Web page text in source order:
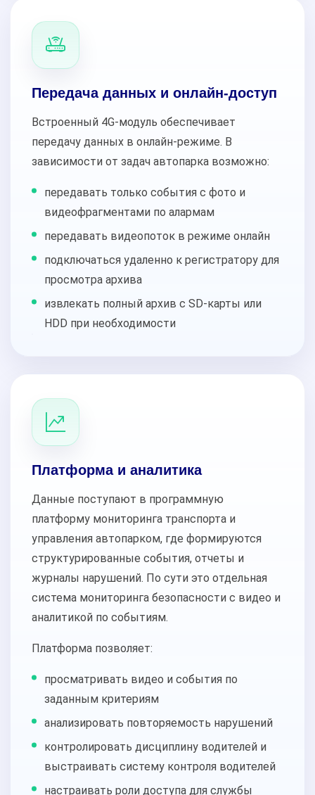
Передача данных и онлайн-доступ
Встроенный 4G-модуль обеспечивает
передачу данных в онлайн-режиме. В
зависимости от задач автопарка возможно:
передавать только события с фото и
видеофрагментами по алармам
передавать видеопоток в режиме онлайн
подключаться удаленно к регистратору для
просмотра архива
извлекать полный архив с SD-карты или
HDD при необходимости
Платформа и аналитика
Данные поступают в программную
платформу мониторинга транспорта и
управления автопарком, где формируются
структурированные события, отчеты и
журналы нарушений. По сути это отдельная
система мониторинга безопасности с видео и
аналитикой по событиям.
Платформа позволяет:
просматривать видео и события по
заданным критериям
анализировать повторяемость нарушений
контролировать дисциплину водителей и
выстраивать систему контроля водителей
настраивать роли доступа для службы